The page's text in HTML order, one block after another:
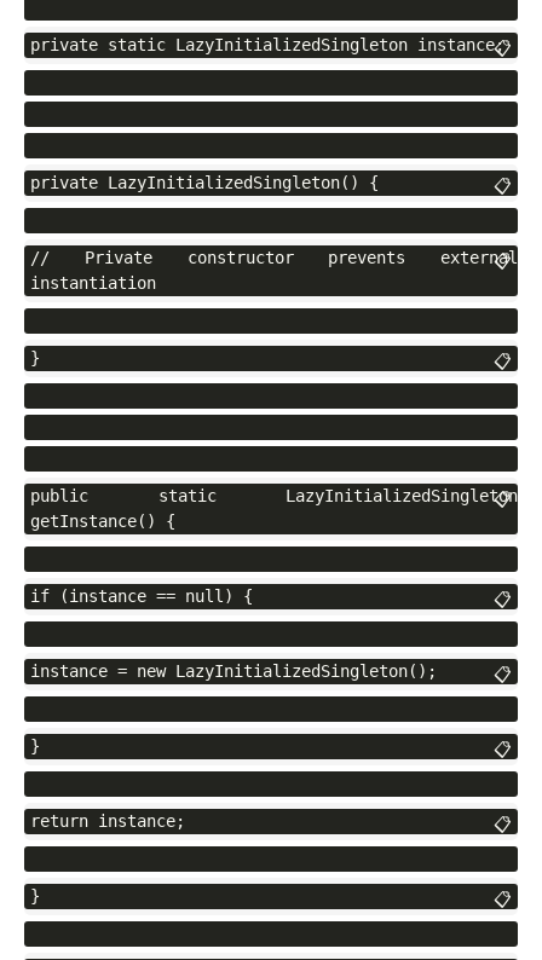
private static LazyInitializedSingleton instance;📋
private LazyInitializedSingleton() { 📋
// Private constructor prevents external
instantiation
📋
} 📋
public static LazyInitializedSingleton
getInstance() {
📋
if (instance == null) { 📋
instance = new LazyInitializedSingleton(); 📋
} 📋
return instance; 📋
} 📋